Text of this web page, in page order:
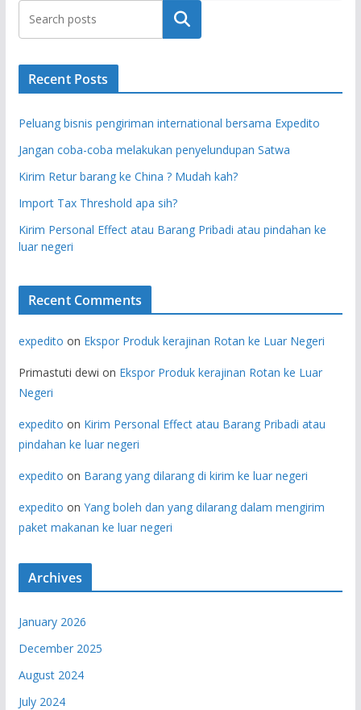
Search
Recent Posts
Peluang bisnis pengiriman international bersama Expedito
Jangan coba-coba melakukan penyelundupan Satwa
Kirim Retur barang ke China ? Mudah kah?
Import Tax Threshold apa sih?
Kirim Personal Effect atau Barang Pribadi atau pindahan ke
luar negeri
Recent Comments
expedito on Ekspor Produk kerajinan Rotan ke Luar Negeri
Primastuti dewi on Ekspor Produk kerajinan Rotan ke Luar
Negeri
expedito on Kirim Personal Effect atau Barang Pribadi atau
pindahan ke luar negeri
expedito on Barang yang dilarang di kirim ke luar negeri
expedito on Yang boleh dan yang dilarang dalam mengirim
paket makanan ke luar negeri
Archives
January 2026
December 2025
August 2024
July 2024